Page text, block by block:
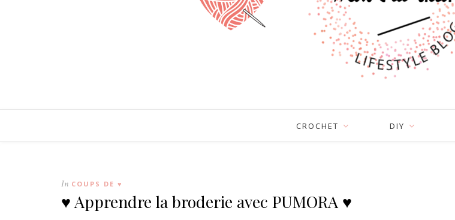
CROCHET DIY
In COUPS DE ♥
♥ Apprendre la broderie avec PUMORA ♥